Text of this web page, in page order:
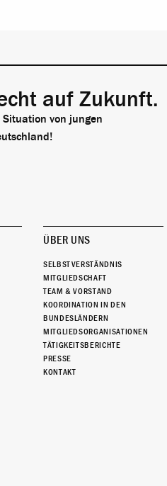
auf Zukunft.
Situation von jungen
ÜBER UNS
SELBSTVERSTÄNDNIS
MITGLIEDSCHAFT
TEAM & VORSTAND
KOORDINATION IN DEN
BUNDESLÄNDERN
MITGLIEDSORGANISATIONEN
TÄTIGKEITSBERICHTE
PRESSE
KONTAKT